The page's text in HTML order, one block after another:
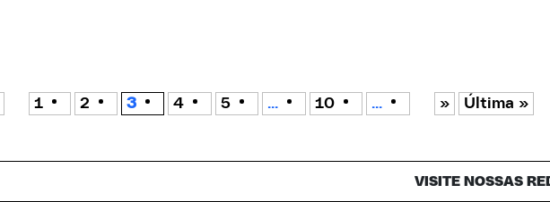
1 2 3 4 5 ... 10 ... » Última »
VISITE NOSSAS